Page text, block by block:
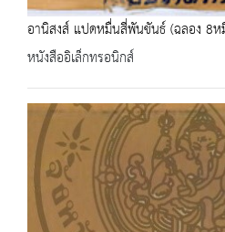
อานิสงส์ แปดหมื่นสี่พันขันธ์ (ฉลอง 8
หนังสืออิเล็กทรอนิกส์